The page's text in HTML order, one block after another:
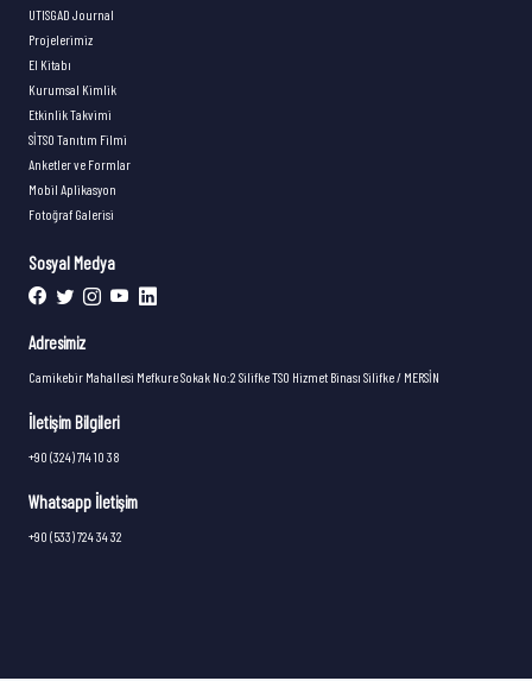
UTISGAD Journal
Projelerimiz
El Kitabı
Kurumsal Kimlik
Etkinlik Takvimi
SİTSO Tanıtım Filmi
Anketler ve Formlar
Mobil Aplikasyon
Fotoğraf Galerisi
Sosyal Medya
Adresimiz
Camikebir Mahallesi Mefkure Sokak No:2 Silifke TSO Hizmet Binası Silifke / MERSİN
İletişim Bilgileri
+90 (324) 714 10 38
Whatsapp İletişim
+90 (533) 724 34 32